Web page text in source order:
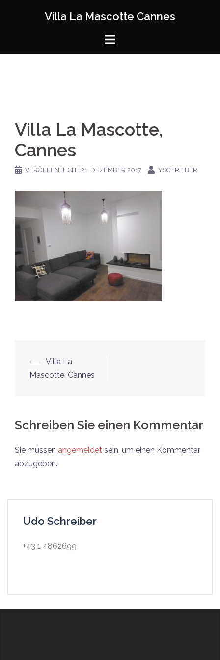
Villa La Mascotte Cannes
Villa La Mascotte,
Cannes
VERÖFFENTLICHT21. DEZEMBER 2017 YSCHREIBER
Beitrags-
Navigation
⟵ Villa La
Mascotte, Cannes
Schreiben Sie einen Kommentar
Sie müssen angemeldet sein, um einen Kommentar
abzugeben.
Udo Schreiber
+43 1 4862699